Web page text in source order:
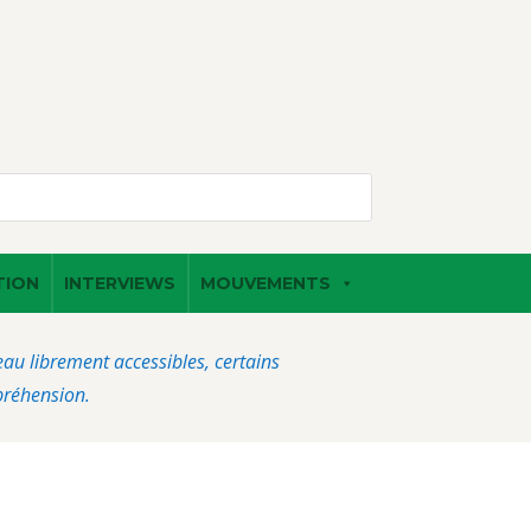
INTERVIEWS MOUVEMENTS
librement accessibles, certains